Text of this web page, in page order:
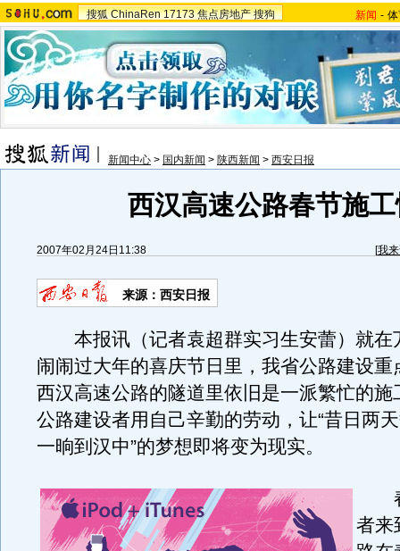
搜狐 ChinaRen 17173 焦点房地产 搜狗 新闻 -
新闻中心 > 国内新闻 > 陕西新闻 > 西安日报
西汉高速公路春节施
2007年02月24日11:38 [我
来源：西安日报
本报讯（记者袁超群实习生安蕾）就在
闹闹过大年的喜庆节日里，我省公路建设
西汉高速公路的隧道里依旧是一派繁忙的施
公路建设者用自己辛勤的劳动，让“昔日两
一晌到汉中”的梦想即将变为现实。
春
者来